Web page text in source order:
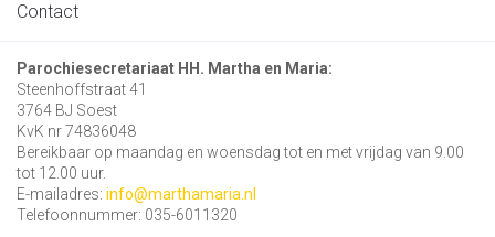
Contact
Parochiesecretariaat HH. Martha en Maria:
Steenhoffstraat 41
3764 BJ Soest
KvK nr 74836048
Bereikbaar op maandag en woensdag tot en met vrijdag van 9.00
tot 12.00 uur.
E-mailadres: info@marthamaria.nl
Telefoonnummer: 035-6011320